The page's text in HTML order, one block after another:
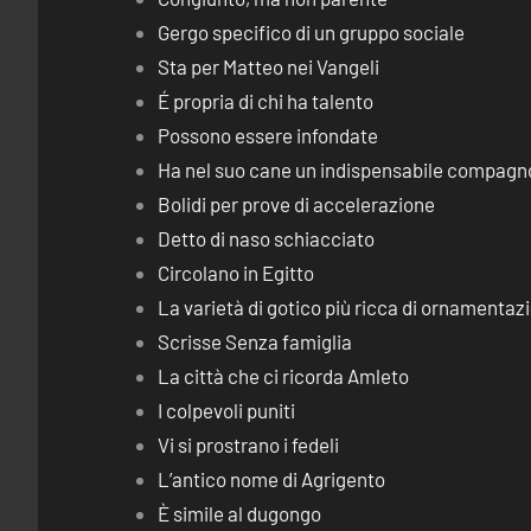
Gergo specifico di un gruppo sociale
Sta per Matteo nei Vangeli
É propria di chi ha talento
Possono essere infondate
Ha nel suo cane un indispensabile
Bolidi per prove di accelerazione
Detto di naso schiacciato
Circolano in Egitto
La varietà di gotico più ricca di
Scrisse Senza famiglia
La città che ci ricorda Amleto
I colpevoli puniti
Vi si prostrano i fedeli
L’antico nome di Agrigento
È simile al dugongo